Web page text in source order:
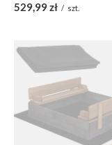
529,99 zł / szt.